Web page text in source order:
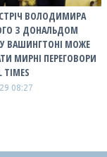
ВОЛОДИМИРА
З ДОНАЛЬДОМ
ВАШИНГТОНІ МОЖЕ
МИРНІ ПЕРЕГОВОРИ
TIMES
08:27